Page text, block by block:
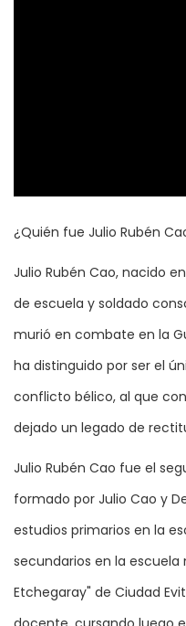
¿Quién fue Julio Rubén
Julio Rubén Cao, nacido
de escuela y soldado
murió en combate en la
ha distinguido por ser el
conflicto bélico, al que
dejado un legado de
Julio Rubén Cao fue el
formado por Julio Cao y
estudios primarios en la
secundarios en la
Etchegaray" de Ciudad